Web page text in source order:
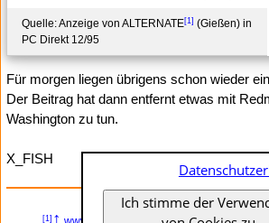
Quelle: Anzeige von ALTERNATE[1] (Gießen) in
PC Direkt 12/95
Für morgen liegen übrigens schon wieder
Der Beitrag hat dann entfernt etwas mit
Washington zu tun.
X_FISH
[1] ↑
Ich stimme der